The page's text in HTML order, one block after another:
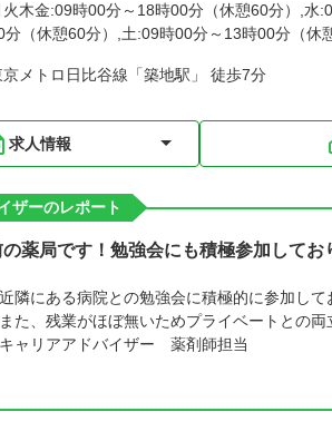
火木金:09時00分～18時00分（休憩60分）,水
分（休憩60分）,土:09時00分～13時00分（休
京メトロ日比谷線「築地駅」 徒歩7分
求人情報
ザーのレポート
薬局です！勉強会にも積極参加してお
近隣にある病院との勉強会に積極的に参加し
また、残業がほぼ無いためプライベートとの両
キャリアアドバイザー 薬剤師担当